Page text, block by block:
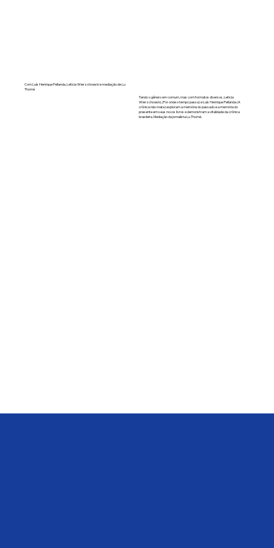
Com Luís Henrique Pellanda, Letícia Wierzchowski e mediação de Lu
Thomé
Tendo o gênero em comum, mas com formatos diversos, Leticia
Wierzchowski, (Por onde o tempo passa) e Luís Henrique Pellanda (A
crônica não mata) exploram a memória do passado e a memória do
presente em seus novos livros e demonstram a vitalidade da crônica
brasileira. Mediação da jornalista Lu Thomé.